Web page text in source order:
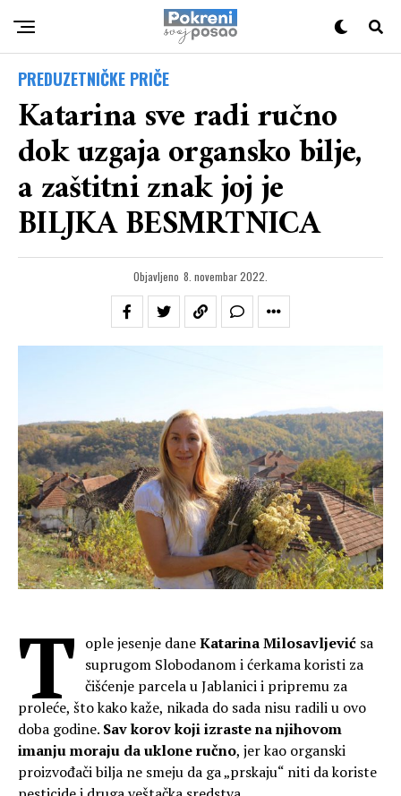
PREDUZETNIČKE PRIČE
Katarina sve radi ručno
dok uzgaja organsko bilje,
a zaštitni znak joj je
BILJKA BESMRTNICA
Objavljeno 8. novembar 2022.
T ople jesenje daneKatarina Milosavljević sa
suprugom Slobodanom i ćerkama koristi za
čišćenje parcela u Jablanici i pripremu za
proleće, što kako kaže, nikada do sada nisu radili u ovo
doba godine. Sav korov koji izraste na njihovom
imanju moraju da uklone ručno, jer kao organski
proizvođači bilja ne smeju da ga „prskaju“ niti da koriste